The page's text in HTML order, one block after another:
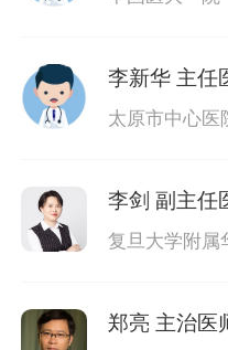
李新华 主任
太原市中心医
李剑 副主任
复旦大学附属
郑亮 主治医